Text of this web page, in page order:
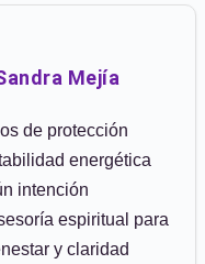
Mejía
de protección
energética
intención
espiritual para
y claridad